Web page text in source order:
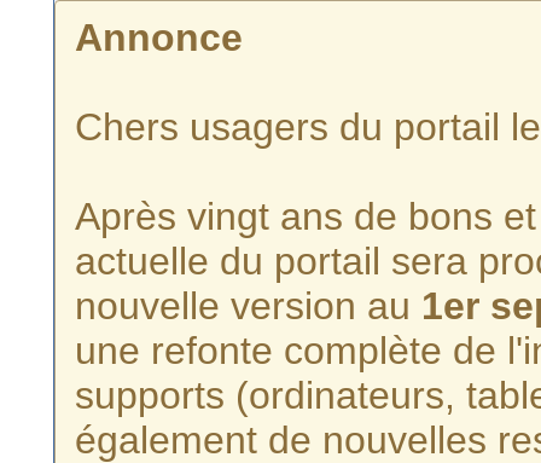
Annonce
Chers usagers du portail
Après vingt ans de bons
actuelle du portail sera
nouvelle version au 1er
une refonte complète de
supports (ordinateurs,
également de nouvelles